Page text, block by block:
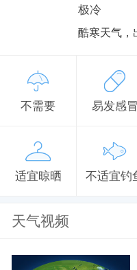
极冷
酷寒天气，
不需要 易发感冒
适宜晾晒 不适宜钓
天气视频